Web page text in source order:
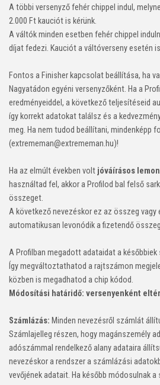
A többi versenyző fehér chippel indul,
2.000 Ft kauciót is kérünk.
A váltók minden esetben fehér chippel
díjat fedezi. Kauciót a váltóverseny esetén
Fontos a Finisher kapcsolat beállítása, ha
Nagyatádon egyéni versenyzőként. Ha a
eredményeiddel, a következő teljesítéseid
így korrekt adatokat találsz és a
meg. Ha nem tudod beállítani, mindenképp
(extrememan@extrememan.hu)!
Ha az elmúlt években volt jóváírásos
használtad fel, akkor a Profilod bal felső
összeget.
A következő nevezéskor ez az összeg vagy
automatikusan levonódik a fizetendő
A Profilban megadott adataidat a későbbiek
Így megváltoztathatod a rajtszámon
közben is megadhatod a chip kódod.
Módosítási határidő: versenyenként
Számlázás: Minden nevezésről számlát
Számlajelleg részen, hogy magánszemély
adószámmal rendelkező alany adataira
nevezéskor a rendszer a számlázási
vevőjének adatait. Ha később módosulnak